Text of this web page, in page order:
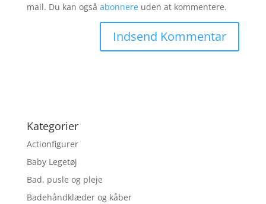
mail. Du kan også abonnereuden at kommentere.
Kategorier
Actionfigurer
Baby Legetøj
Bad, pusle og pleje
Badehåndklæder og kåber